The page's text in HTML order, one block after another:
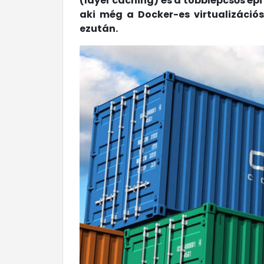
aki még a Docker-es
ezután.